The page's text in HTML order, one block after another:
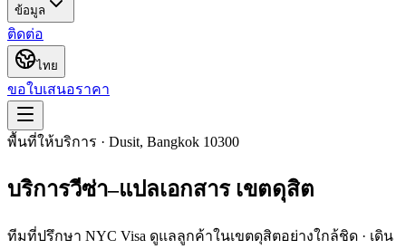
ข้อมูล
ติดต่อ
ไทย
ขอใบเสนอราคา
พื้นที่ให้บริการ · Dusit, Bangkok 10300
บริการวีซ่า–แปลเอกสาร เขตดุสิต
ทีมที่ปรึกษา NYC Visa ดูแลลูกค้าในเขตดุสิตอย่างใกล้ชิด · เดิน